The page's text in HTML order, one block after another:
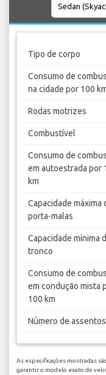
Tipo de corpo
Consumo de
na cidade por 100
Rodas motrizes
Combustível
Consumo de
em autoestrada por
km
Capacidade máxima
porta-malas
Capacidade mínima
tronco
Consumo de
em condução mista
100 km
Número de assentos
As especificações mostradas
garantir o modelo exato do